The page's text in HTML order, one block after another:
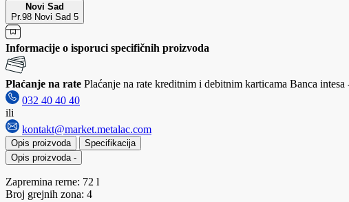
Novi Sad
Pr.98 Novi Sad 5
Informacije o isporuci specifičnih proizvoda
Plaćanje na rate Plaćanje na rate kreditnim i debitnim karticama Banca intesa
032 40 40 40
ili
kontakt@market.metalac.com
Opis proizvoda
Specifikacija
Opis proizvoda -
Zapremina rerne: 72 l
Broj grejnih zona: 4